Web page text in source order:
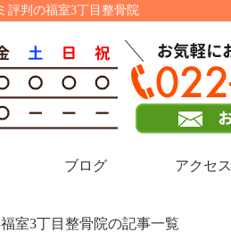
評判の福室3丁目整骨院
ブログ アクセス
室3丁目整骨院の記事一覧